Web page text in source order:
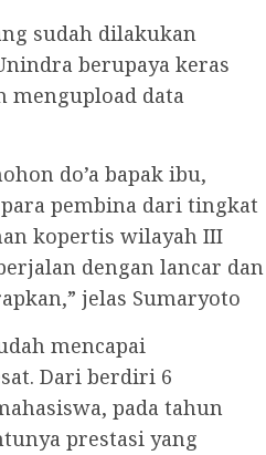
sudah dilakukan
berupaya keras
mengupload data
do’a bapak ibu,
pembina dari tingkat
kopertis wilayah III
dengan lancar dan
jelas Sumaryoto
mencapai
Dari berdiri 6
pada tahun
prestasi yang